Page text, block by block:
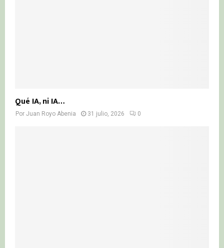
Qué IA, ni IA…
Por Juan Royo Abenia 31 julio, 2026 0